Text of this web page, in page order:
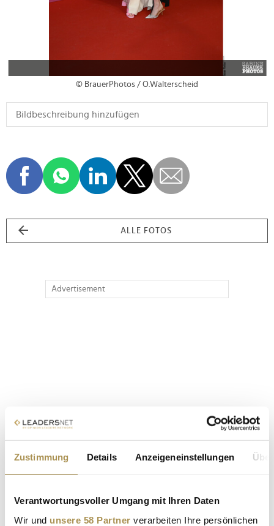
Zustimmung Details Anzeigeneinstellungen
Verantwortungsvoller Umgang mit Ihren Daten
Wir und unsere 58 Partner verarbeiten Ihre persönlichen
© BrauerPhotos / O.Walterscheid
ALLE FOTOS
Advertisement